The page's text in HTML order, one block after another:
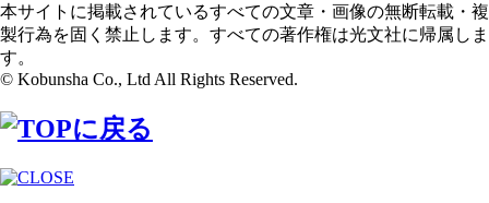
本サイトに掲載されているすべての文章・画像の無断転載・複
製行為を固く禁止します。すべての著作権は光文社に帰属しま
す。
© Kobunsha Co., Ltd All Rights Reserved.